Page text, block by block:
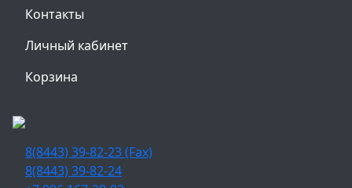
Контакты
Личный кабинет
Корзина
8(8443) 39-82-23 (Fax)
8(8443) 39-82-24